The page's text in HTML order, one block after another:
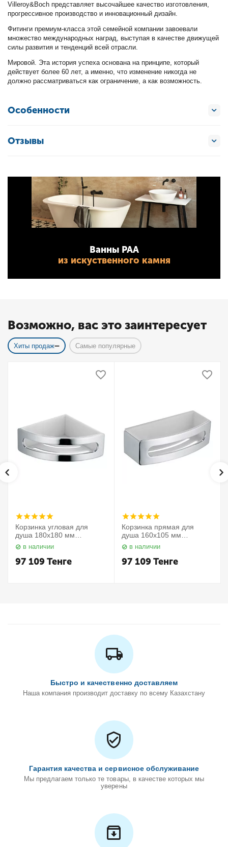
Villeroy&Boch представляет высочайшее качество изготовления,
прогрессивное производство и инновационный дизайн.
Фитинги премиум-класса этой семейной компании завоевали
множество международных наград, выступая в качестве движущей
силы развития и тенденций всей отрасли.
Мировой. Эта история успеха основана на принципе, который
действует более 60 лет, а именно, что изменение никогда не
должно рассматриваться как ограничение, а как возможность.
Особенности
Отзывы
Ванны PAA
из искуственного камня
Возможно, вас это заинтересует
Хиты продаж Самые популярные
Корзинка угловая для
душа 180х180 мм
Elegance 11657010000
Keuco
в наличии
97 109Тенге
Корзинка прямая для
душа 160х105 мм
Elegance 11658010000
Keuco
в наличии
97 109Тенге
Быстро и качественно доставляем
Наша компания производит доставку по всему Казахстану
Гарантия качества и сервисное обслуживание
Мы предлагаем только те товары, в качестве которых мы
уверены